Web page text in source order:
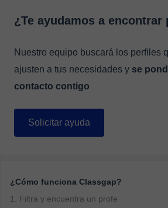
¿Te ayudamos a encontrar
Nuestro equipo buscará los perfiles
ajusten a tus necesidades y se
contacto contigo
Solicitar ayuda
¿Cómo funciona Classgap?
1. Filtra y encuentra un profe